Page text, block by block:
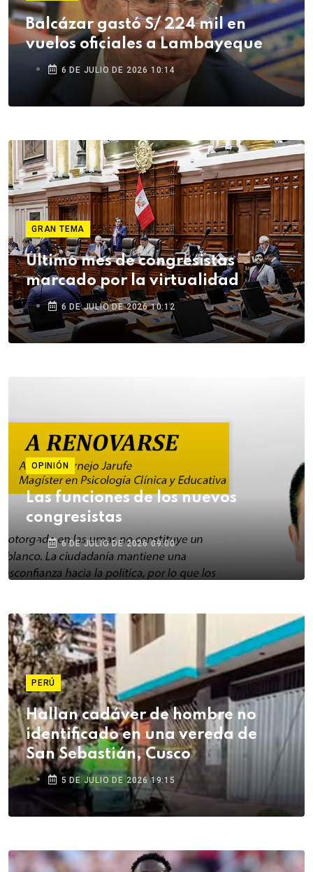
Balcázar gastó S/ 224 mil en
vuelos oficiales a Lambayeque
6 DE JULIO DE 2026 10:14
GRAN TEMA
Último mes de congresistas
marcado por la virtualidad
6 DE JULIO DE 2026 10:12
OPINIÓN
Las funciones de los nuevos
congresistas
6 DE JULIO DE 2026 09:00
PERÚ
Hallan cadáver de hombre no
identificado en una vereda de
San Sebastián, Cusco
5 DE JULIO DE 2026 19:15